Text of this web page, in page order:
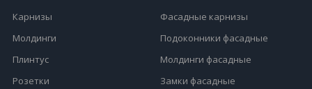
Карнизы
Молдинги
Плинтус
Розетки
Фасадные карнизы
Подоконники фасадные
Молдинги фасадные
Замки фасадные